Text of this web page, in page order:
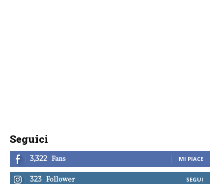
Seguici
3,322 Fans MI PIACE
323 Follower SEGUI